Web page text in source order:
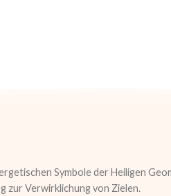
Symbole der Heiligen
zur Verwirklichung von Zielen.